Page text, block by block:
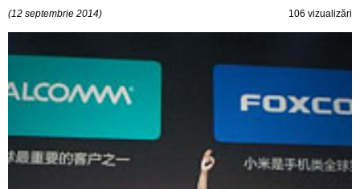
(12 septembrie 2014) 106 vizualizări